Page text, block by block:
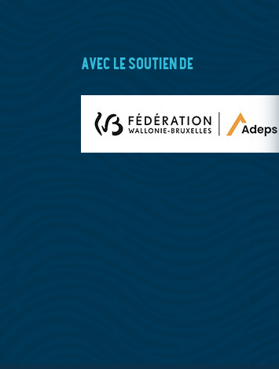
AVEC LE SOUTIEN DE